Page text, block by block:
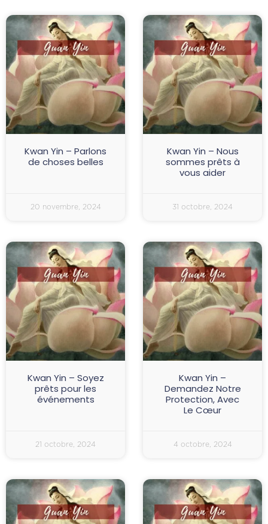
Kwan Yin – Parlons
de choses belles
20 novembre, 2024
Kwan Yin – Nous
sommes prêts à
vous aider
31 octobre, 2024
Kwan Yin – Soyez
prêts pour les
événements
21 octobre, 2024
Kwan Yin –
Demandez Notre
Protection, Avec
Le Cœur
4 octobre, 2024